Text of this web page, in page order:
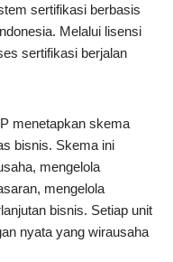
sertifikasi berbasis
Melalui lisensi
sertifikasi berjalan
menetapkan skema
bisnis. Skema ini
mengelola
mengelola
bisnis. Setiap unit
nyata yang wirausaha